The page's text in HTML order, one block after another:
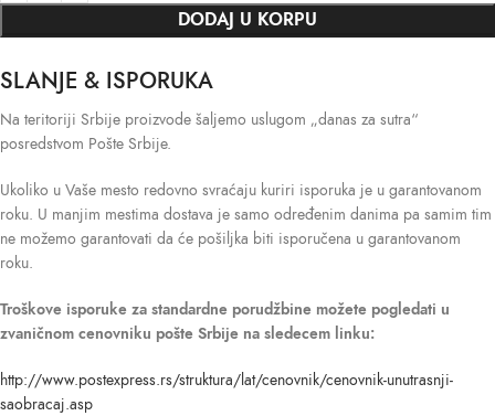
DODAJ U KORPU
SLANJE & ISPORUKA
Na teritoriji Srbije proizvode šaljemo uslugom „danas za sutra“
posredstvom Pošte Srbije.
Ukoliko u Vaše mesto redovno svraćaju kuriri isporuka je u garantovanom
roku. U manjim mestima dostava je samo određenim danima pa samim tim
ne možemo garantovati da će pošiljka biti isporučena u garantovanom
roku.
Troškove isporuke za standardne porudžbine možete pogledati u
zvaničnom cenovniku pošte Srbije na sledecem linku:
http://www.postexpress.rs/struktura/lat/cenovnik/cenovnik-unutrasnji-
saobracaj.asp